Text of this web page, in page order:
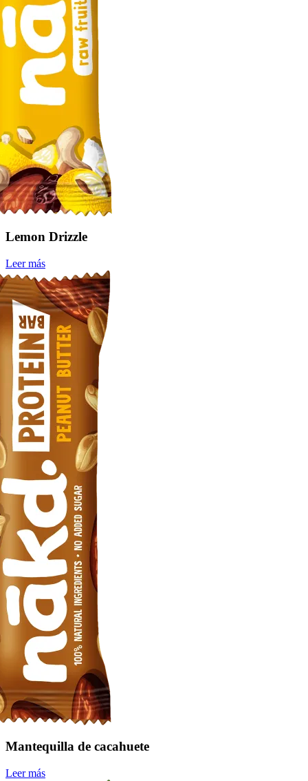
Lemon Drizzle
Leer más
Mantequilla de cacahuete
Leer más